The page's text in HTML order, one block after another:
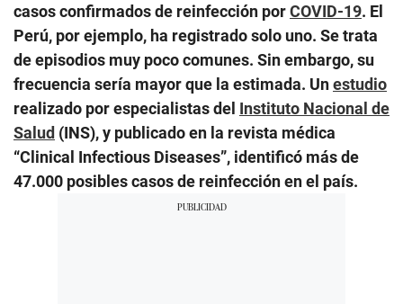
casos confirmados de reinfección porCOVID-19. El
Perú, por ejemplo, ha registrado solo uno. Se trata
de episodios muy poco comunes. Sin embargo, su
frecuencia sería mayor que la estimada. Unestudio
realizado por especialistas del Instituto Nacional de
Salud (INS), y publicado en la revista médica
“Clinical Infectious Diseases”, identificó más de
47.000 posibles casos de reinfección en el país.